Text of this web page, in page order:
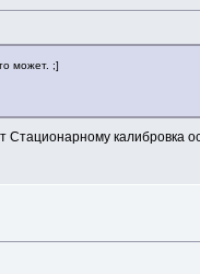
может. ;]
Стационарному калибровка